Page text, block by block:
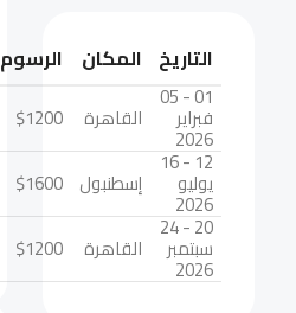
التاريخ المكان الرسوم
01 - 05
فبراير
2026
القاهرة
$1200
12 - 16
يوليو
2026
إسطنبول $1600
20 - 24
سبتمبر
2026
القاهرة $1200